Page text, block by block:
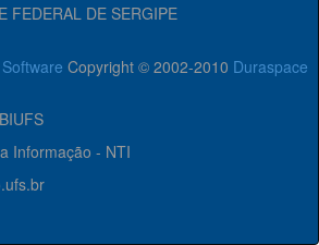
FEDERAL DE SERGIPE
Copyright © 2002-2010 Duraspace
Informação - NTI